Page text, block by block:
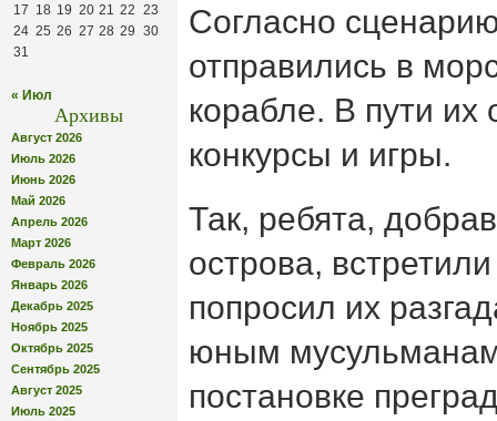
17 18 19 20 21 22 23
24 25 26 27 28 29 30
31
« Июл
Архивы
Август 2026
Июль 2026
Июнь 2026
Май 2026
Апрель 2026
Март 2026
Февраль 2026
Январь 2026
Декабрь 2025
Ноябрь 2025
Октябрь 2025
Сентябрь 2025
Август 2025
Июль 2025
Согласно
отправились в
корабле. В пути
конкурсы и игры.
Так, ребята,
острова,
попросил их
юным
постановке